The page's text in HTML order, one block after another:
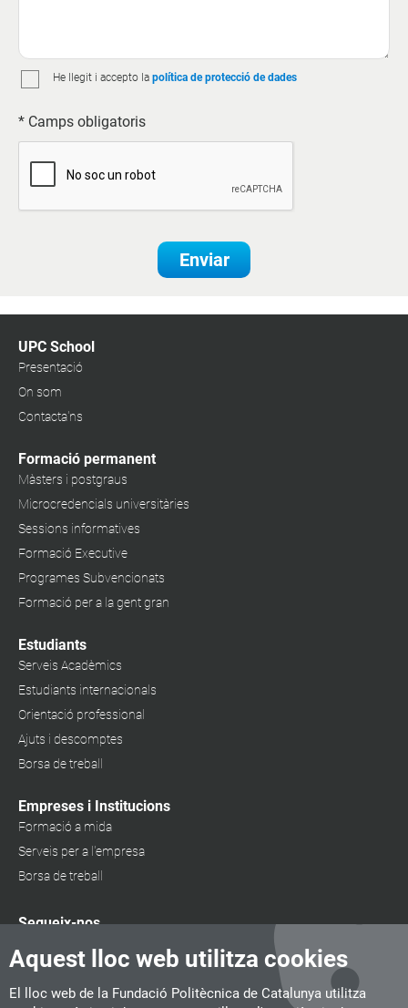
Aquest lloc web utilitza cookies
El lloc web de la Fundació Politècnica de Catalunya utilitza
He llegit i accepto la política de protecció de dades
* Camps obligatoris
Enviar
UPC School
Presentació
On som
Contacta'ns
Formació permanent
Màsters i postgraus
Microcredencials universitàries
Sessions informatives
Formació Executive
Programes Subvencionats
Formació per a la gent gran
Estudiants
Serveis Acadèmics
Estudiants internacionals
Orientació professional
Ajuts i descomptes
Borsa de treball
Empreses i Institucions
Formació a mida
Serveis per a l'empresa
Borsa de treball
Segueix-nos